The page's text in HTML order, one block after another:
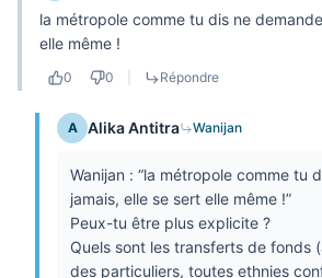
la métropole comme tu dis ne
elle même !
0 0 Répondre
A Alika Antitra Wanijan
Wanijan : “la métropole comme tu
jamais, elle se sert elle même !”
Peux-tu être plus explicite ?
Quels sont les transferts de fonds
des particuliers, toutes ethnies